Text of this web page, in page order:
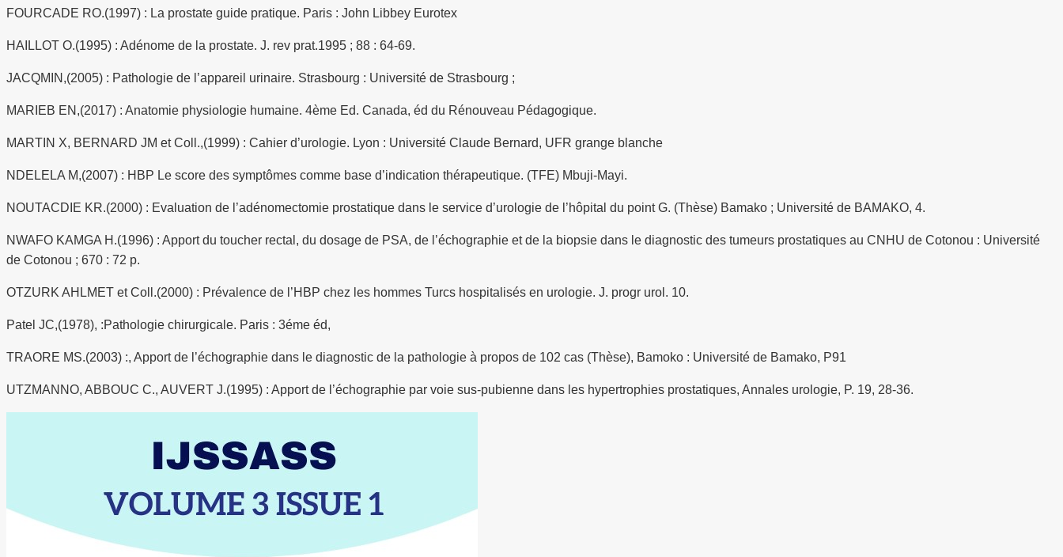
FOURCADE RO.(1997) : La prostate guide pratique. Paris : John Libbey Eurotex
HAILLOT O.(1995) : Adénome de la prostate. J. rev prat.1995 ; 88 : 64-69.
JACQMIN,(2005) : Pathologie de l’appareil urinaire. Strasbourg : Université de Strasbourg ;
MARIEB EN,(2017) : Anatomie physiologie humaine. 4ème Ed. Canada, éd du Rénouveau Pédagogique.
MARTIN X, BERNARD JM et Coll.,(1999) : Cahier d’urologie. Lyon : Université Claude Bernard, UFR grange blanche
NDELELA M,(2007) : HBP Le score des symptômes comme base d’indication thérapeutique. (TFE) Mbuji-Mayi.
NOUTACDIE KR.(2000) : Evaluation de l’adénomectomie prostatique dans le service d’urologie de l’hôpital du point G. (Thèse) Bamako ; Université de BAMAKO, 4.
NWAFO KAMGA H.(1996) : Apport du toucher rectal, du dosage de PSA, de l’échographie et de la biopsie dans le diagnostic des tumeurs prostatiques au CNHU de Cotonou : Université
de Cotonou ; 670 : 72 p.
OTZURK AHLMET et Coll.(2000) : Prévalence de l’HBP chez les hommes Turcs hospitalisés en urologie. J. progr urol. 10.
Patel JC,(1978), :Pathologie chirurgicale. Paris : 3éme éd,
TRAORE MS.(2003) :, Apport de l’échographie dans le diagnostic de la pathologie à propos de 102 cas (Thèse), Bamoko : Université de Bamako, P91
UTZMANNO, ABBOUC C., AUVERT J.(1995) : Apport de l’échographie par voie sus-pubienne dans les hypertrophies prostatiques, Annales urologie, P. 19, 28-36.